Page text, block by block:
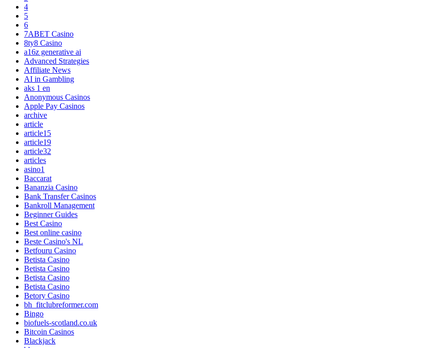
4
5
6
7ABET Casino
8ty8 Casino
a16z generative ai
Advanced Strategies
Affiliate News
AI in Gambling
aks 1 en
Anonymous Casinos
Apple Pay Casinos
archive
article
article15
article19
article32
articles
asino1
Baccarat
Bananzia Casino
Bank Transfer Casinos
Bankroll Management
Beginner Guides
Best Casino
Best online casino
Beste Casino's NL
Betfouru Casino
Betista Casino
Betista Casino
Betista Casino
Betista Casino
Betory Casino
bh_fitclubreformer.com
Bingo
biofuels-scotland.co.uk
Bitcoin Casinos
Blackjack